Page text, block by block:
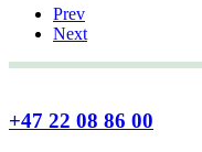
Prev
Next
+47 22 08 86 00